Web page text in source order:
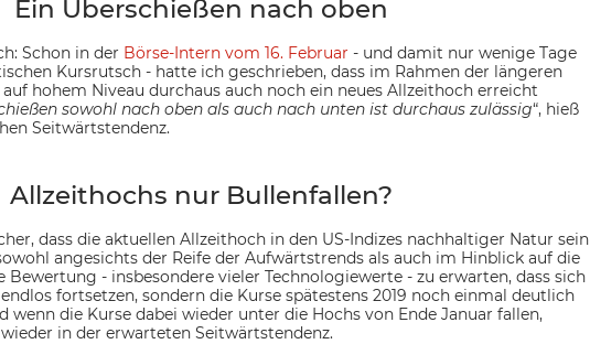
Ein Überschießen nach oben
Schon in der Börse-Intern vom 16. Februar - und damit nur wenige Tage
Kursrutsch - hatte ich geschrieben, dass im Rahmen der längeren
hohem Niveau durchaus auch noch ein neues Allzeithoch erreicht
sowohl nach oben als auch nach unten ist durchaus zulässig“, hieß
Seitwärtstendenz.
Allzeithochs nur Bullenfallen?
dass die aktuellen Allzeithoch in den US-Indizes nachhaltiger Natur sein
angesichts der Reife der Aufwärtstrends als auch im Hinblick auf die
- insbesondere vieler Technologiewerte - zu erwarten, dass sich
fortsetzen, sondern die Kurse spätestens 2019 noch einmal deutlich
wenn die Kurse dabei wieder unter die Hochs von Ende Januar fallen,
in der erwarteten Seitwärtstendenz.